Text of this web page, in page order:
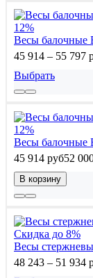
12%
Весы балочные
45 914 – 55 797
Выбрать
12%
Весы балочные
45 914 руб52
В корзину
Скидка до 8%
Весы
48 243 – 51 934